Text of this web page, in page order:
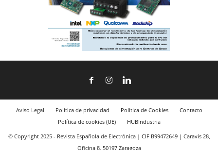
Aviso Legal Política de privacidad Política de Cookies
Contacto
Política de cookies (UE)
HUBIndustria
© Copyright 2025 - Revista Española de Electrónica | CIF B99472649 | Caravis 28,
Oficina 8, 50197 Zaragoza